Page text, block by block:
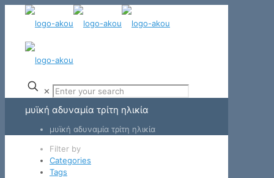
✕
μυϊκή αδυναμία τρίτη ηλικία
μυϊκή αδυναμία τρίτη ηλικία
Filter by
Categories
Tags